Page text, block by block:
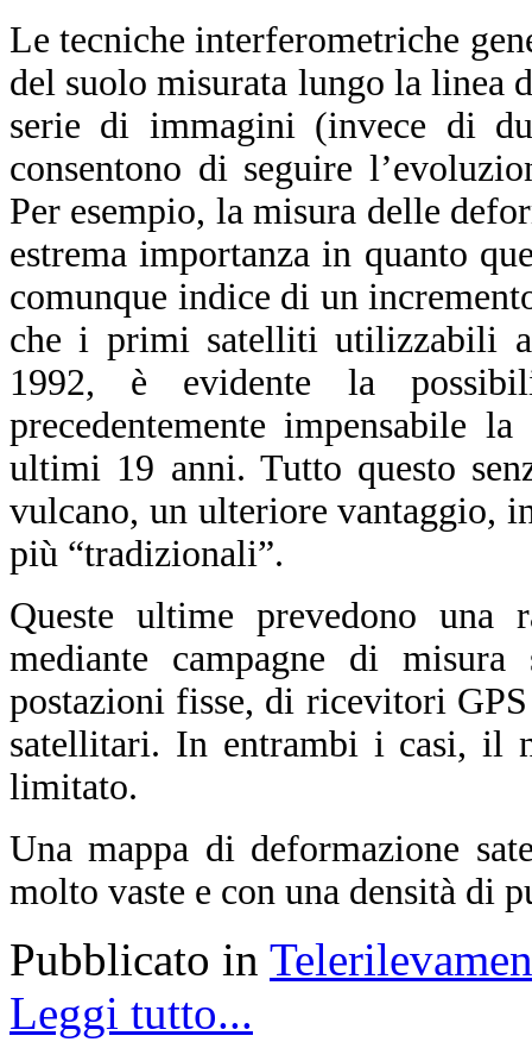
Le tecniche interferometriche
del suolo misurata lungo la linea
serie di immagini (invece di
consentono di seguire
Per esempio, la misura delle
estrema importanza in quanto
comunque indice di un
che i primi satelliti utilizzabili
1992, è evidente la
precedentemente impensabile
ultimi 19 anni. Tutto questo
vulcano, un ulteriore vantaggio,
più “tradizionali”.
Queste ultime prevedono una
mediante campagne di
postazioni fisse, di ricevitori
satellitari. In entrambi i casi, il
limitato.
Una mappa di deformazione
molto vaste e con una densità di
Pubblicato in
Leggi tutto...